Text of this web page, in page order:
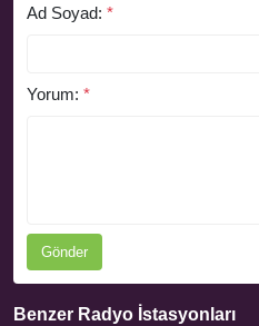
Ad Soyad: *
Yorum: *
Gönder
Benzer Radyo İstasyonları